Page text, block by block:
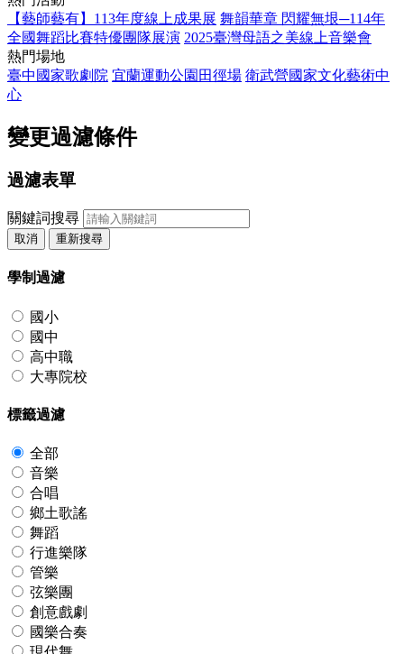
【藝師藝有】113年度線上成果展 舞韻華章 閃耀無垠─114年
全國舞蹈比賽特優團隊展演 2025臺灣母語之美線上音樂會
熱門場地
臺中國家歌劇院 宜蘭運動公園田徑場 衛武營國家文化藝術中
心
變更過濾條件
過濾表單
關鍵詞搜尋
取消 重新搜尋
學制過濾
國小
國中
高中職
大專院校
標籤過濾
全部
音樂
合唱
鄉土歌謠
舞蹈
行進樂隊
管樂
弦樂團
創意戲劇
國樂合奏